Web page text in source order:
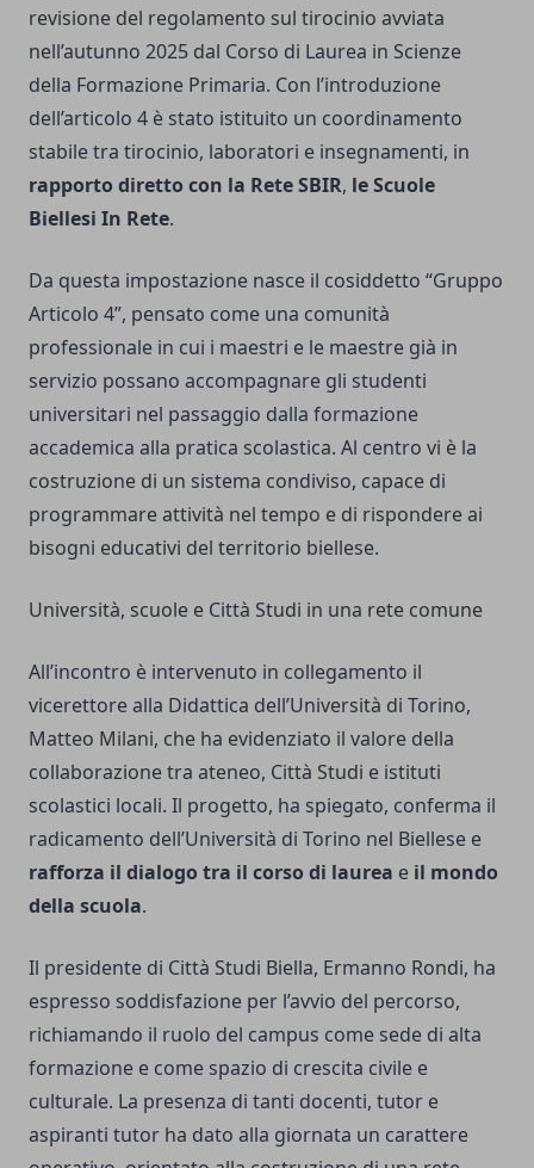
revisione del regolamento sul tirocinio avviata
nell’autunno 2025 dal Corso di Laurea in Scienze
della Formazione Primaria. Con l’introduzione
dell’articolo 4 è stato istituito un coordinamento
stabile tra tirocinio, laboratori e insegnamenti, in
rapporto diretto con la Rete SBIR, le Scuole
Biellesi In Rete.
Da questa impostazione nasce il cosiddetto “Gruppo
Articolo 4”, pensato come una comunità
professionale in cui i maestri e le maestre già in
servizio possano accompagnare gli studenti
universitari nel passaggio dalla formazione
accademica alla pratica scolastica. Al centro vi è la
costruzione di un sistema condiviso, capace di
programmare attività nel tempo e di rispondere ai
bisogni educativi del territorio biellese.
Università, scuole e Città Studi in una rete comune
All’incontro è intervenuto in collegamento il
vicerettore alla Didattica dell’Università di Torino,
Matteo Milani, che ha evidenziato il valore della
collaborazione tra ateneo, Città Studi e istituti
scolastici locali. Il progetto, ha spiegato, conferma il
radicamento dell’Università di Torino nel Biellese e
rafforza il dialogo tra il corso di laurea e il mondo
della scuola.
Il presidente di Città Studi Biella, Ermanno Rondi, ha
espresso soddisfazione per l’avvio del percorso,
richiamando il ruolo del campus come sede di alta
formazione e come spazio di crescita civile e
culturale. La presenza di tanti docenti, tutor e
aspiranti tutor ha dato alla giornata un carattere